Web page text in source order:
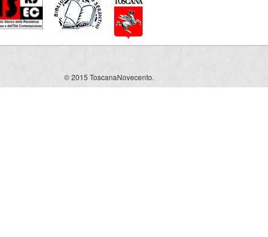
© 2015 ToscanaNovecento.